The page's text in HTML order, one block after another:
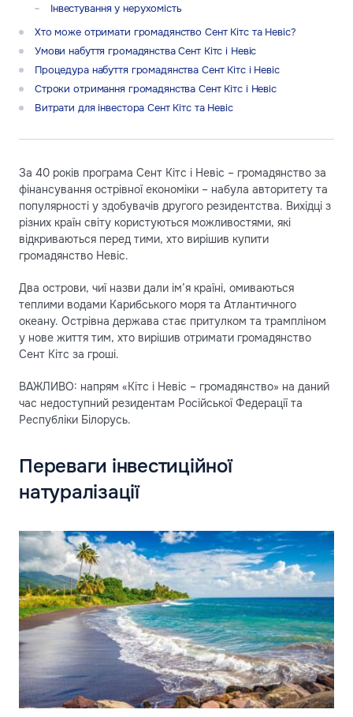
Інвестування у нерухомість
Хто може отримати громадянство Сент Кітс та Невіс?
Умови набуття громадянства Сент Кітс і Невіс
Процедура набуття громадянства Сент Кітс і Невіс
Строки отримання громадянства Сент Кітс і Невіс
Витрати для інвестора Сент Кітс та Невіс
За 40 років програма Сент Кітс і Невіс – громадянство за
фінансування острівної економіки – набула авторитету та
популярності у здобувачів другого резидентства. Вихідці з
різних країн світу користуються можливостями, які
відкриваються перед тими, хто вирішив купити
громадянство Невіс.
Два острови, чиї назви дали ім’я країні, омиваються
теплими водами Карибського моря та Атлантичного
океану. Острівна держава стає притулком та трампліном
у нове життя тим, хто вирішив отримати громадянство
Сент Кітс за гроші.
ВАЖЛИВО: напрям «Кітс і Невіс – громадянство» на даний
час недоступний резидентам Російської Федерації та
Республіки Білорусь.
Переваги інвестиційної
натуралізації